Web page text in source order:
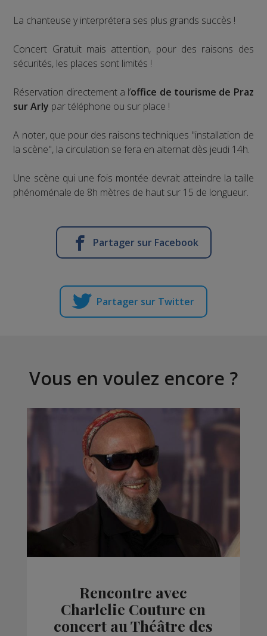
La chanteuse y interprétera ses plus grands succès !
Concert Gratuit mais attention, pour des raisons des
sécurités, les places sont limités !
Réservation directement a l’office de tourisme de Praz
sur Arly par téléphone ou sur place !
A noter, que pour des raisons techniques "installation de
la scène", la circulation se fera en alternat dès jeudi 14h.
Une scène qui une fois montée devrait atteindre la taille
phénoménale de 8h mètres de haut sur 15 de longueur.
Partager sur Facebook
Partager sur Twitter
Vous en voulez encore ?
Rencontre avec
Charlelie Couture en
concert au Théâtre des